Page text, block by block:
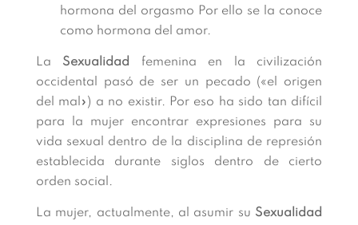
hormona del orgasmo Por ello se la conoce
como hormona del amor.
La Sexualidad
femenina en la civilización
occidental pasó de ser un pecado («el origen
del mal») a no existir. Por eso ha sido tan difícil
para la mujer encontrar expresiones para su
vida sexual dentro de la disciplina de represión
establecida durante siglos dentro de cierto
orden social.
La mujer, actualmente, al asumir su Sexualidad